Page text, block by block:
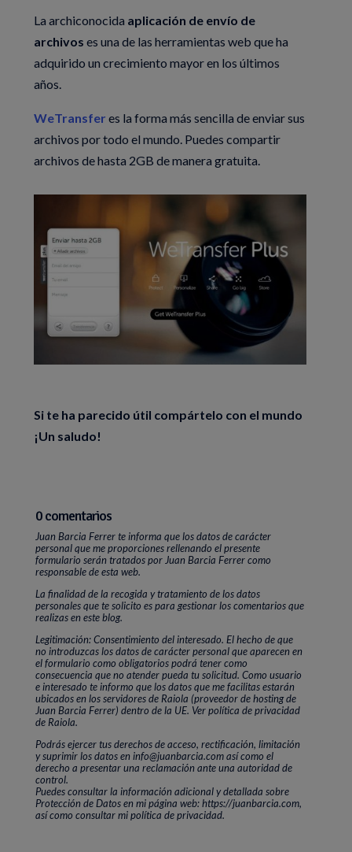
La archiconocida aplicación de envío de
archivos es una de las herramientas web que ha
adquirido un crecimiento mayor en los últimos
años.
WeTransfer es la forma más sencilla de enviar sus
archivos por todo el mundo. Puedes compartir
archivos de hasta 2GB de manera gratuita.
Si te ha parecido útil compártelo con el mundo
¡Un saludo!
0 comentarios
Juan Barcia Ferrer te informa que los datos de carácter
personal que me proporciones rellenando el presente
formulario serán tratados por Juan Barcia Ferrer como
responsable de esta web.
La finalidad de la recogida y tratamiento de los datos
personales que te solicito es para gestionar los comentarios que
realizas en este blog.
Legitimación: Consentimiento del interesado. El hecho de que
no introduzcas los datos de carácter personal que aparecen en
el formulario como obligatorios podrá tener como
consecuencia que no atender pueda tu solicitud. Como usuario
e interesado te informo que los datos que me facilitas estarán
ubicados en los servidores de Raiola (proveedor de hosting de
Juan Barcia Ferrer) dentro de la UE. Ver política de privacidad
de Raiola.
Podrás ejercer tus derechos de acceso, rectificación, limitación
y suprimir los datos en info@juanbarcia.com así como el
derecho a presentar una reclamación ante una autoridad de
control.
Puedes consultar la información adicional y detallada sobre
Protección de Datos en mi página web: https://juanbarcia.com,
así como consultar mi política de privacidad.